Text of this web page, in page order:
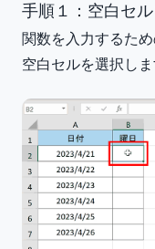
手順１：空白セ
関数を入力するた
空白セルを選択しま